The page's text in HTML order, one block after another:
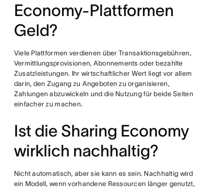
Economy-Plattformen
Geld?
Viele Plattformen verdienen über Transaktionsgebühren,
Vermittlungsprovisionen, Abonnements oder bezahlte
Zusatzleistungen. Ihr wirtschaftlicher Wert liegt vor allem
darin, den Zugang zu Angeboten zu organisieren,
Zahlungen abzuwickeln und die Nutzung für beide Seiten
einfacher zu machen.
Ist die Sharing Economy
wirklich nachhaltig?
Nicht automatisch, aber sie kann es sein. Nachhaltig wird
ein Modell, wenn vorhandene Ressourcen länger genutzt,